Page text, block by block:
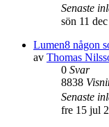
Senaste
sön 11
Lumen8 någon
av Thomas
0 Svar
8838
Senaste
fre 15 jul